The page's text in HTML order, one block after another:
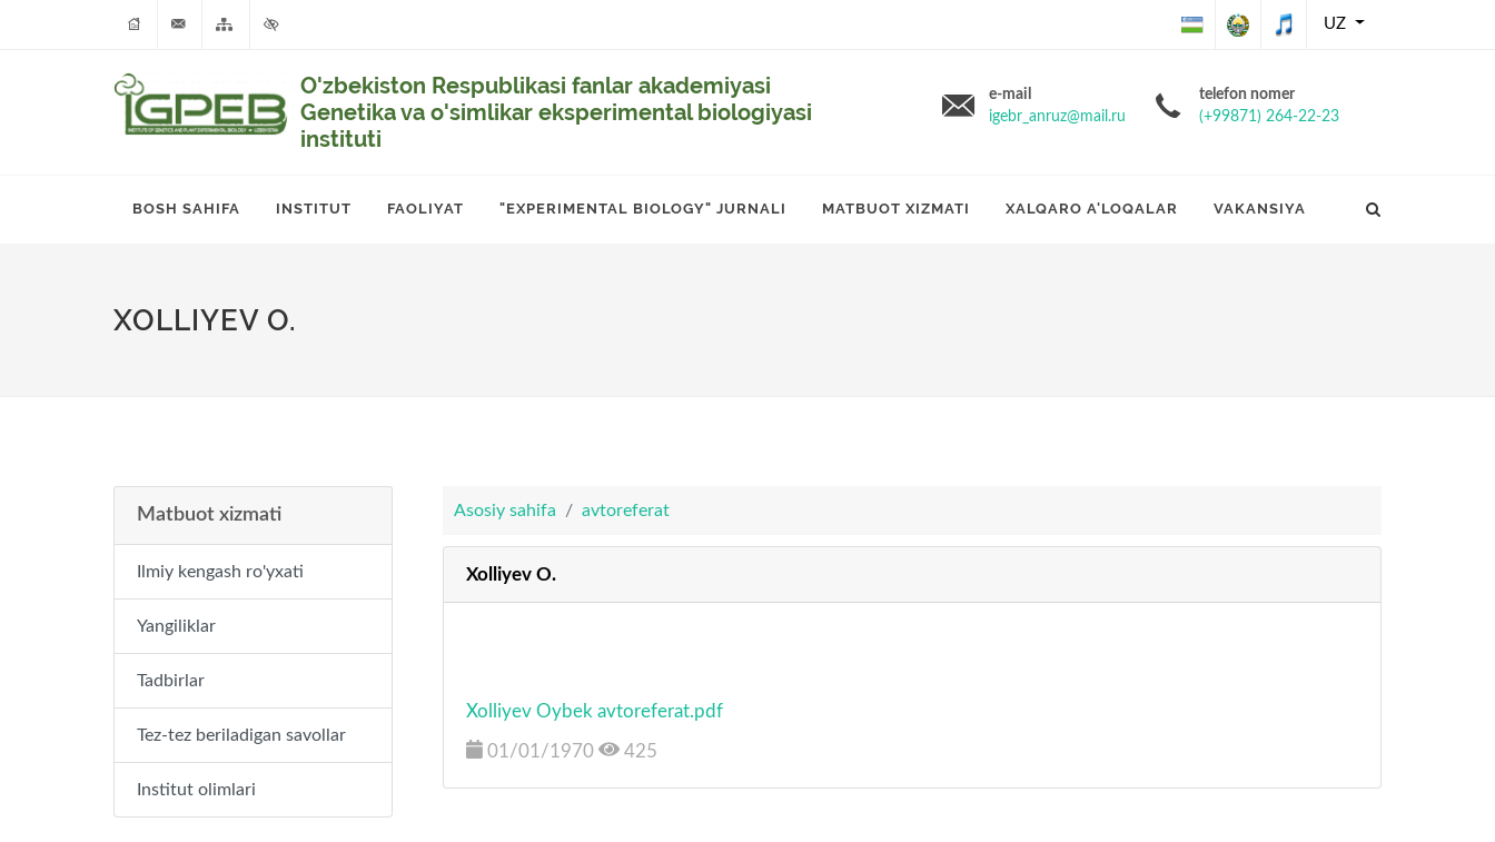
Respublikasining
RespublikasiRespublikasi
UZ
O'zbekiston Respublikasi fanlar akademiyasi
Genetika va o'simlikar eksperimental biologiyasi
instituti
e-mail
igebr_anruz@mail.ru
telefon nomer
(+99871) 264-22-23
BOSH SAHIFA INSTITUT FAOLIYAT "EXPERIMENTAL BIOLOGY" JURNALI MATBUOT XIZMATI XALQARO A'LOQALAR VAKANSIYA
XOLLIYEV O.
Asosiy sahifa avtoreferat
Xolliyev O.
Xolliyev Oybek avtoreferat.pdf
01/01/1970 425
Matbuot xizmati
Ilmiy kengash ro'yxati
Yangiliklar
Tadbirlar
Tez-tez beriladigan savollar
Institut olimlari